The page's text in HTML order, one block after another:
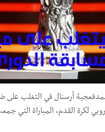
لكرة القدم، المباراة التي